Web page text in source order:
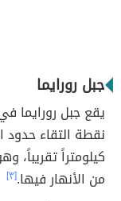
جبل رورايما
يقع جبل رورايما
كيلومتراً تقريباً،
من الأنهار فيها.[٣]